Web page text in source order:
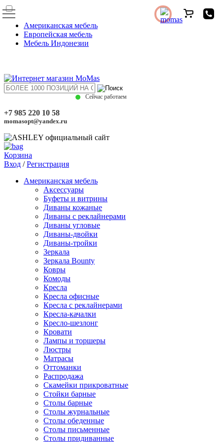
Американская мебель
Европейская мебель
Мебель Индонезии
Сейчас работаем
+7 985 220 10 58
momasopt@yandex.ru
Корзина
Вход /Регистрация
Американская мебель
Аксессуары
Буфеты и витрины
Диваны кожаные
Диваны с реклайнерами
Диваны угловые
Диваны-двойки
Диваны-тройки
Зеркала
Зеркала Bounty
Ковры
Комоды
Кресла
Кресла офисные
Кресла с реклайнерами
Кресла-качалки
Кресло-шезлонг
Кровати
Лампы и торшеры
Люстры
Матрасы
Оттоманки
Распродажа
Скамейки прикроватные
Стойки барные
Столы барные
Столы журнальные
Столы обеденные
Столы письменные
Столы придиванные